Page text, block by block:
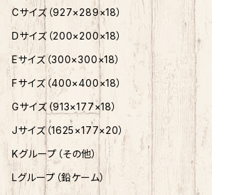
Cサイズ（927×289×18）
Dサイズ（200×200×18）
Eサイズ（300×300×18）
Fサイズ（400×400×18）
Gサイズ（913×177×18）
Jサイズ（1625×177×20）
Kグループ（その他）
Lグループ（鉛ケーム）